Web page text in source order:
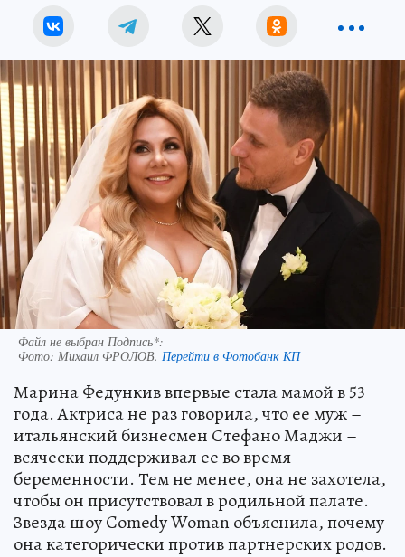
Файл не выбран Подпись*:
Фото: Михаил ФРОЛОВ. Перейти в Фотобанк КП
Марина Федункив впервые стала мамой в 53
года. Актриса не раз говорила, что ее муж –
итальянский бизнесмен Стефано Маджи –
всячески поддерживал ее во время
беременности. Тем не менее, она не захотела,
чтобы он присутствовал в родильной палате.
Звезда шоу Comedy Woman объяснила, почему
она категорически против партнерских родов.